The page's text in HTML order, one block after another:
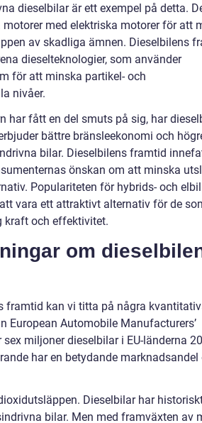
dieselbilar är ett exempel på detta.
med elektriska motorer för att
av skadliga ämnen. Dieselbilens
dieselteknologier, som använder
för att minska partikel- och
nivåer.
har fått en del smuts på sig, har
bättre bränsleekonomi och
bilar. Dieselbilens framtid
önskan om att minska
Populariteten för hybrids- och
vara ett attraktivt alternativ för de
kraft och effektivitet.
om
framtid kan vi titta på några
European Automobile Manufacturers’
miljoner dieselbilar i EU-länderna
har en betydande marknadsandel
Dieselbilar har
bilar. Men med framväxten av